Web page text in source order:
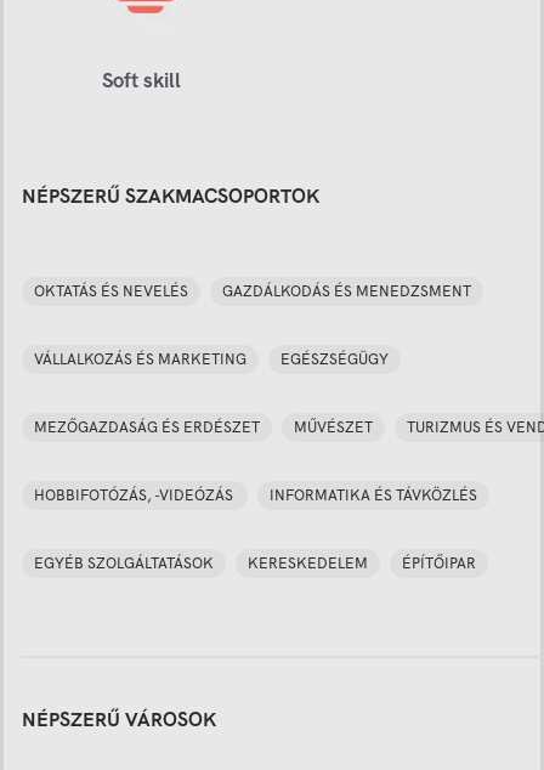
Soft skill
NÉPSZERŰ SZAKMACSOPORTOK
OKTATÁS ÉS NEVELÉS GAZDÁLKODÁS ÉS MENEDZSMENT
VÁLLALKOZÁS ÉS MARKETING EGÉSZSÉGÜGY
MEZŐGAZDASÁG ÉS ERDÉSZET MŰVÉSZET TURIZMUS ÉS
HOBBIFOTÓZÁS, -VIDEÓZÁS INFORMATIKA ÉS TÁVKÖZLÉS
EGYÉB SZOLGÁLTATÁSOK KERESKEDELEM ÉPÍTŐIPAR
NÉPSZERŰ VÁROSOK